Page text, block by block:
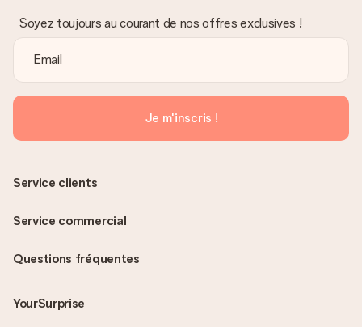
Soyez toujours au courant de nos offres exclusives !
Je m'inscris !
Questions fréquentes
YourSurprise
Service clients
Service commercial